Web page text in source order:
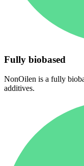
Fully biobased
NonOilen is a fully
additives.